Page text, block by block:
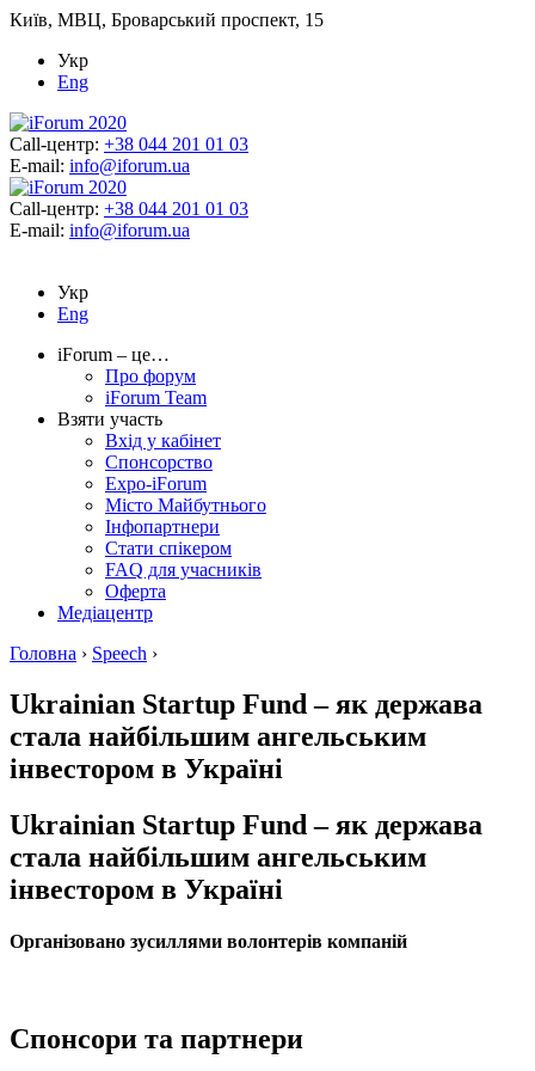
Київ, МВЦ, Броварський проспект, 15
Укр
Eng
Call-центр: +38 044 201 01 03
E-mail: info@iforum.ua
Call-центр: +38 044 201 01 03
E-mail: info@iforum.ua
Укр
Eng
iForum – це…
Про форум
iForum Team
Взяти участь
Вхід у кабінет
Спонсорство
Expo-iForum
Місто Майбутнього
Інфопартнери
Стати спікером
FAQ для учасників
Оферта
Медіацентр
Головна › Speech ›
Ukrainian Startup Fund – як держава
стала найбільшим ангельським
інвестором в Україні
Ukrainian Startup Fund – як держава
стала найбільшим ангельським
інвестором в Україні
Організовано зусиллями волонтерів компаній
Спонсори та партнери